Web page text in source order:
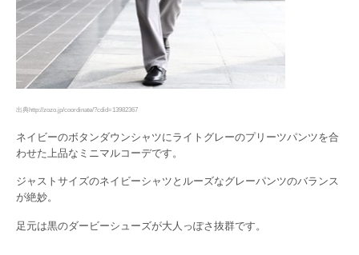
出典http://zozo.jp/coordinate/?cdid=13982367
ネイビーのボタンダウンシャツにライトグレーのプリーツパンツを合
わせた上品なミニマルコーデです。
ジャストサイズのネイビーシャツとルーズなグレーパンツのバランス
が絶妙。
足元は黒のダービーシューズが大人っぽさ抜群です。